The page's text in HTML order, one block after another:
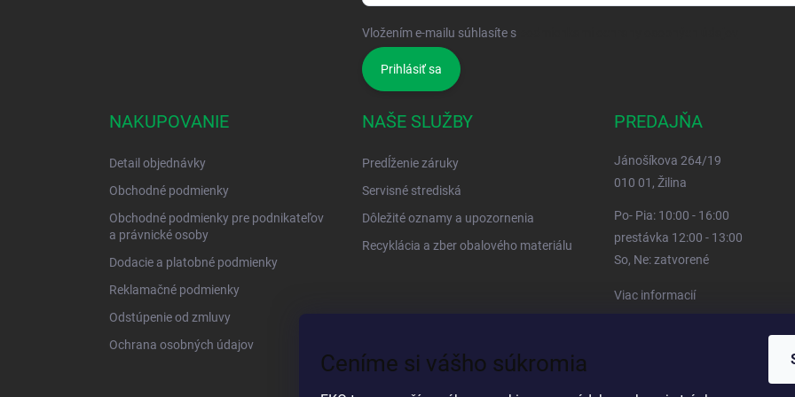
Ceníme si vášho súkromia
Vložením e-mailu súhlasíte s
Prihlásiť sa
NAKUPOVANIE
Detail objednávky
Obchodné podmienky
Obchodné podmienky pre podnikateľov
a právnické osoby
Dodacie a platobné podmienky
Reklamačné podmienky
Odstúpenie od zmluvy
Ochrana osobných údajov
NAŠE SLUŽBY
Predĺženie záruky
Servisné strediská
Dôležité oznamy a upozornenia
Recyklácia a zber obalového materiálu
PREDAJŇA
Jánošíkova 264/19
010 01, Žilina
Po- Pia: 10:00 - 16:00
prestávka 12:00 - 13:00
So, Ne: zatvorené
Viac informacií